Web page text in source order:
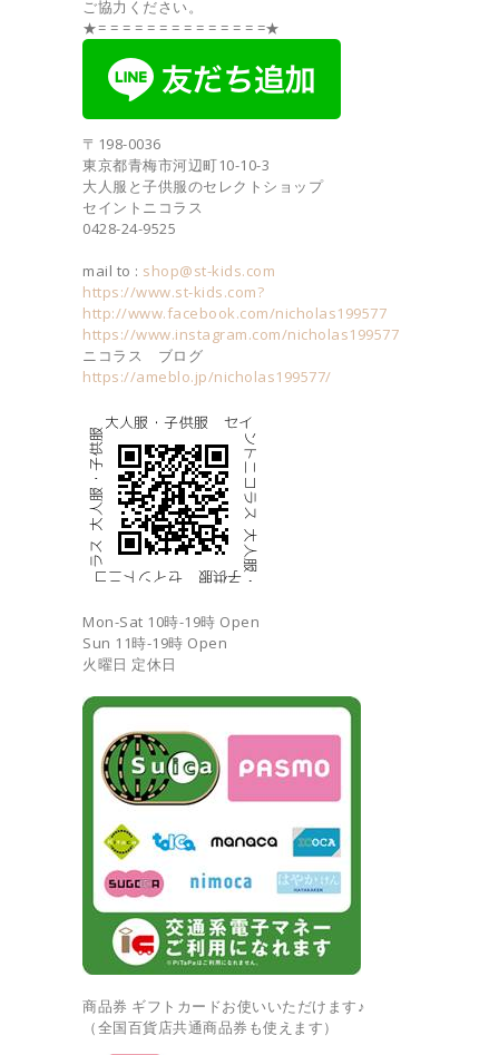
ご協力ください。
★= = = = = = = = = = = = = =★
〒198-0036
東京都青梅市河辺町10-10-3
大人服と子供服のセレクトショップ
セイントニコラス
0428-24-9525
mail to : shop@st-kids.com
https://www.st-kids.com?
http://www.facebook.com/nicholas199577
https://www.instagram.com/nicholas199577
ニコラス ブログ
https://ameblo.jp/nicholas199577/
Mon-Sat 10時-19時 Open
Sun 11時-19時 Open
火曜日 定休日
商品券 ギフトカードお使いいただけます♪
（全国百貨店共通商品券も使えます）